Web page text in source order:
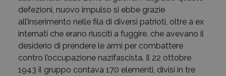
defezioni, nuovo impulso si ebbe grazie
all’inserimento nelle fila di diversi patrioti, oltre a ex
internati che erano riusciti a fuggire, che avevano il
desiderio di prendere le armi per combattere
contro l’occupazione nazifascista. Il 22 ottobre
1943 il gruppo contava 170 elementi, divisi in tre